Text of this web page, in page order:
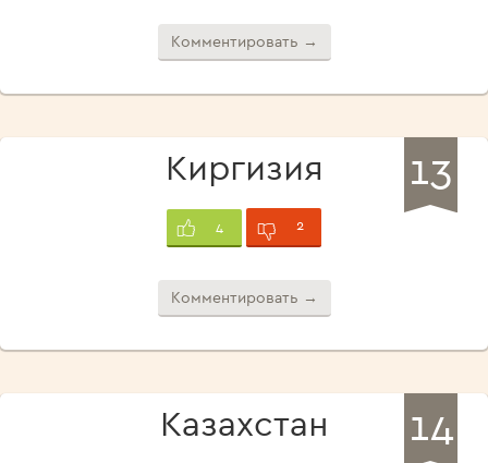
Комментировать →
13
Киргизия
4 2
Комментировать →
14
Казахстан